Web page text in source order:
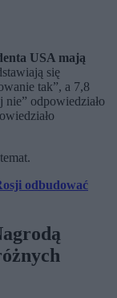
USA mają
się
tak”, a 7,8
nie” odpowiedziało
odbudować